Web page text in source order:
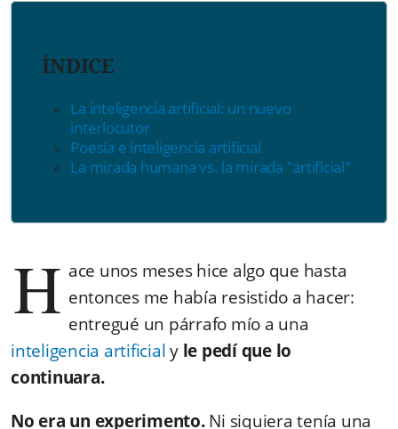
ÍNDICE
La inteligencia artificial: un nuevo
interlocutor
Poesía e inteligencia artificial
La mirada humana vs. la mirada "artificial"
H ace unos meses hice algo que hasta
entonces me había resistido a hacer:
entregué un párrafo mío a una
inteligencia artificialy le pedí que lo
continuara.
No era un experimento.Ni siquiera tenía una